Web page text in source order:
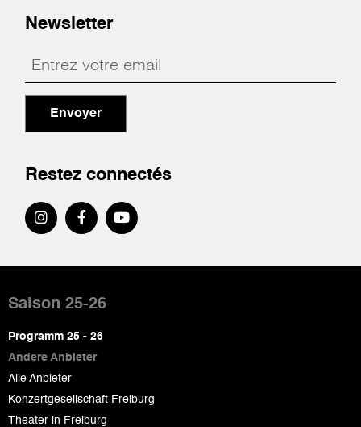
Newsletter
Envoyer
Restez connectés
de
page
Saison 25-26
Programm 25 - 26
Andere Anbieter
Alle Anbieter
Konzertgesellschaft Freiburg
Theater in Freiburg